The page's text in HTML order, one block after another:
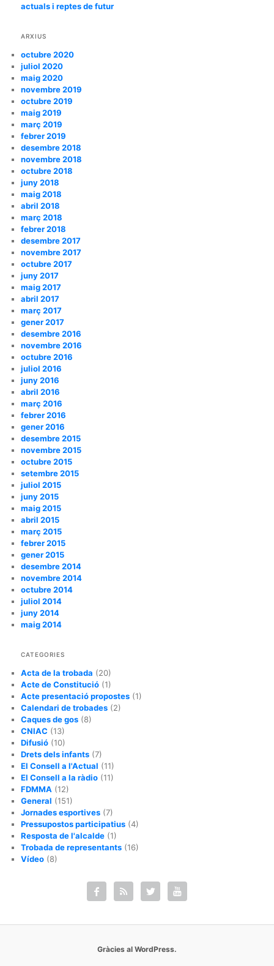
actuals i reptes de futur
ARXIUS
octubre 2020
juliol 2020
maig 2020
novembre 2019
octubre 2019
maig 2019
març 2019
febrer 2019
desembre 2018
novembre 2018
octubre 2018
juny 2018
maig 2018
abril 2018
març 2018
febrer 2018
desembre 2017
novembre 2017
octubre 2017
juny 2017
maig 2017
abril 2017
març 2017
gener 2017
desembre 2016
novembre 2016
octubre 2016
juliol 2016
juny 2016
abril 2016
març 2016
febrer 2016
gener 2016
desembre 2015
novembre 2015
octubre 2015
setembre 2015
juliol 2015
juny 2015
maig 2015
abril 2015
març 2015
febrer 2015
gener 2015
desembre 2014
novembre 2014
octubre 2014
juliol 2014
juny 2014
maig 2014
CATEGORIES
Acta de la trobada (20)
Acte de Constitució (1)
Acte presentació propostes (1)
Calendari de trobades (2)
Caques de gos (8)
CNIAC (13)
Difusió (10)
Drets dels infants (7)
El Consell a l'Actual (11)
El Consell a la ràdio (11)
FDMMA (12)
General (151)
Jornades esportives (7)
Pressupostos participatius (4)
Resposta de l'alcalde (1)
Trobada de representants (16)
Vídeo (8)
   
Gràcies al WordPress.